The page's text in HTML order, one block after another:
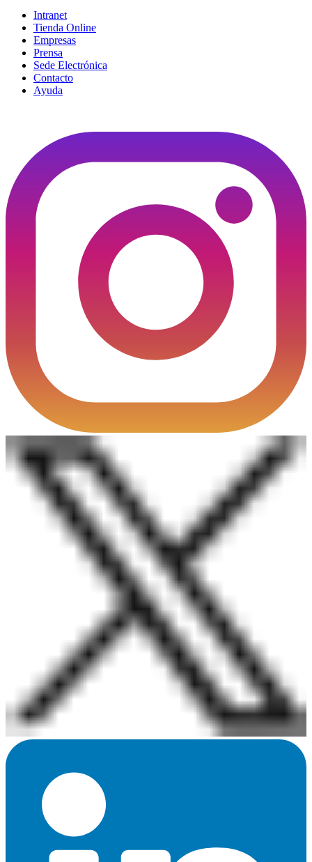
Intranet
Tienda Online
Empresas
Prensa
Sede Electrónica
Contacto
Ayuda